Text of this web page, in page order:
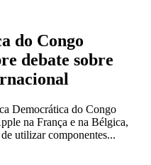
do Congo
debate sobre
Democrática do Congo
na França e na Bélgica,
utilizar componentes...